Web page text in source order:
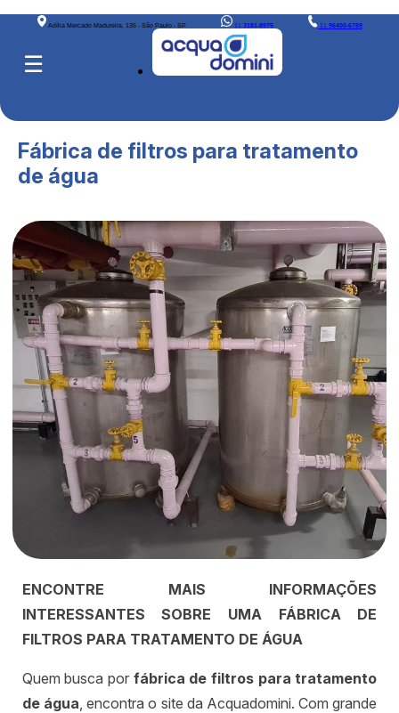
Adília Mercado Madureira, 135 - São Paulo - SP 113181-8975 11 96400-6789
☰
Fábrica de filtros para tratamento
de água
ENCONTRE MAIS INFORMAÇÕES
INTERESSANTES SOBRE UMA FÁBRICA DE
FILTROS PARA TRATAMENTO DE ÁGUA
Quem busca por fábrica de filtros para tratamento
de água , encontra o site da Acquadomini. Com grande